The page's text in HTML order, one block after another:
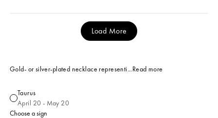
Load More
Gold- or silver-plated necklace representi...Read more
Taurus
Taurus
April 20 - May 20
Choose a sign